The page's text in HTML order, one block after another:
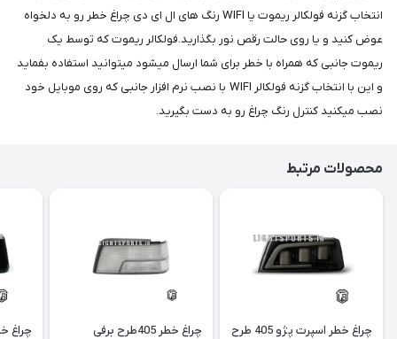
انتخاب گزنه فولکالر ریموت یا WIFI رنگ های ال ای دی چراغ خطر رو به دلخواه
عوض کنید و یا روی حالت رقص نور بگذارید.فولکالر ریموت که توسط یک
ریموت جانبی که همراه با خطر برای شما ارسال میشود میتوانید استفاده بفماید
و این با انتخاب گزنه فولکالر WIFI با نصب نرم افزار جانبی که روی موبایل خود
نصب میکنید کنترل رنگ چراغ رو به دست بگیرید.
محصولات مرتبط
چراغ خطر اسپرت پژو 405 طرح
چراغ خطر 405طرح برفی